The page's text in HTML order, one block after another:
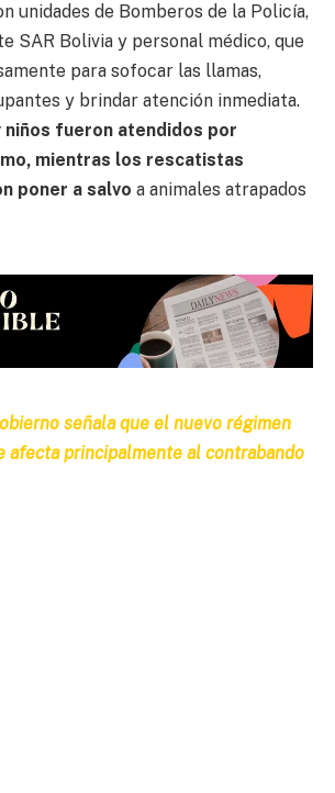
unidades de Bomberos de la Policía,
SAR Bolivia y personal médico, que
para sofocar las llamas,
y brindar atención inmediata.
niños fueron atendidos por
mientras los rescatistas
poner a salvo a animales atrapados
señala que el nuevo régimen
afecta principalmente al contrabando